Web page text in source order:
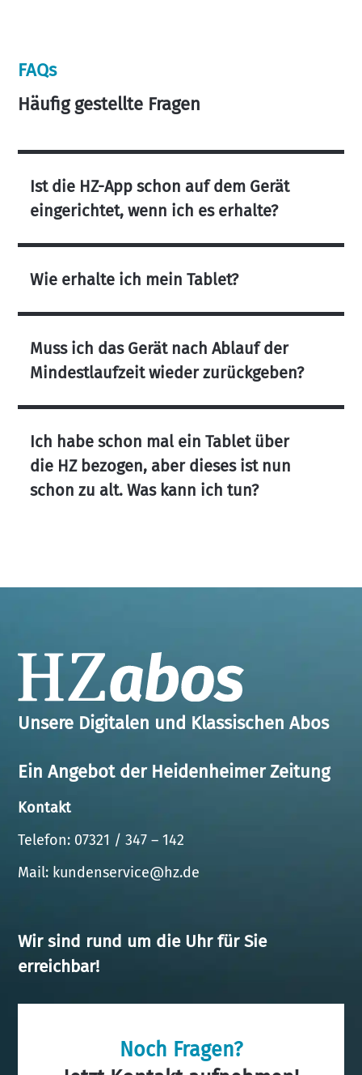
FAQs
Häufig gestellte Fragen
Ist die HZ-App schon auf dem Gerät
eingerichtet, wenn ich es erhalte?
Wie erhalte ich mein Tablet?
Muss ich das Gerät nach Ablauf der
Mindestlaufzeit wieder zurückgeben?
Ich habe schon mal ein Tablet über
die HZ bezogen, aber dieses ist nun
schon zu alt. Was kann ich tun?
Unsere Digitalen und Klassischen Abos
Ein Angebot der Heidenheimer Zeitung
Kontakt
Telefon: 07321 / 347 – 142
Mail: kundenservice@hz.de
Wir sind rund um die Uhr für Sie
erreichbar!
Noch Fragen?